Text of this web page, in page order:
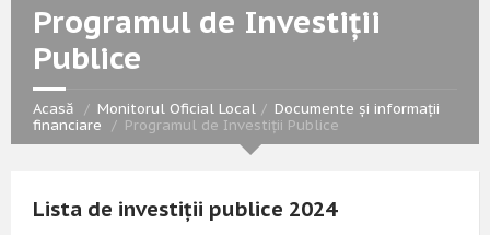
Programul de Investiții
Publice
Acasă Monitorul Oficial Local
Documente și informații
financiare
Programul de Investiții Publice
Lista de investiții publice 2024